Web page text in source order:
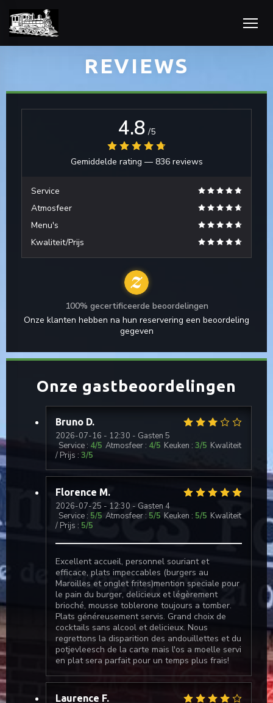
REVIEWS
Onze gastbeoordelingen
Bruno D
2026-07-16 - 12:30 - Gasten 5
Service: 4/5 Atmosfeer : 4/5 Keuken : 3/5 Kwaliteit
/ Prijs : 3/5
Florence M
2026-07-25 - 12:30 - Gasten 4
Service: 5/5 Atmosfeer: 5/5 Keuken : 5/5 Kwaliteit
/ Prijs : 5/5
Excellent accueil, personnel souriant et
efficace, plats impeccables (burgers au
Maroilles et onglet frites)mention speciale pour
le pain du burger, delicieux et légèrement
brioché, mousse toblerone toujours a tomber.
Plats généreusement servis. Grand choix de
cocktails sans alcool et delicieux. Nous
regrettons la disparition des andouillettes et du
potjevleesch de la carte mais l'os a moelle servi
en plat sera parfait pour un temps plus frais!
Laurence F
4.8 /5
Gemiddelde rating — 836 reviews
Service
Atmosfeer
Menu's
Kwaliteit/Prijs
100% gecertificeerde beoordelingen
Onze klanten hebben na hun reservering een beoordeling
gegeven